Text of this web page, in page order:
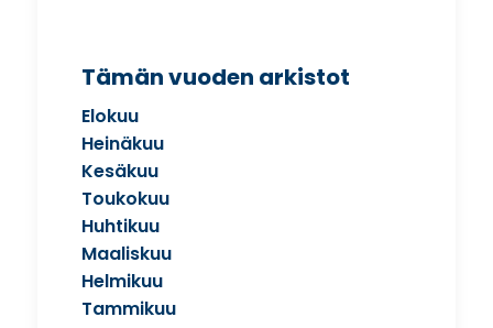
Tämän vuoden arkistot
Elokuu
Heinäkuu
Kesäkuu
Toukokuu
Huhtikuu
Maaliskuu
Helmikuu
Tammikuu